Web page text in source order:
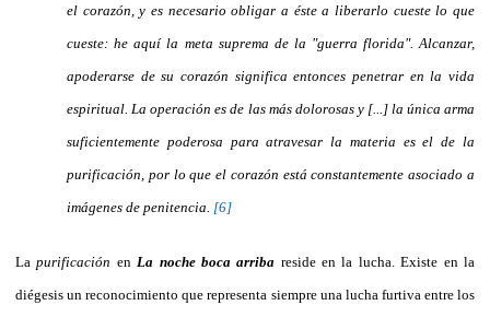
el corazón, y es necesario obligar a éste a liberarlo cueste lo que
cueste: he aquí la meta suprema de la "guerra florida". Alcanzar,
apoderarse de su corazón significa entonces penetrar en la vida
espiritual. La operación es de las más dolorosas y [...] la única arma
suficientemente poderosa para atravesar la materia es el de la
purificación, por lo que el corazón está constantemente asociado a
imágenes de penitencia. [6]
Lapurificación en La noche boca arriba reside en la lucha. Existe en la
diégesis un reconocimiento que representa siempre una lucha furtiva entre los